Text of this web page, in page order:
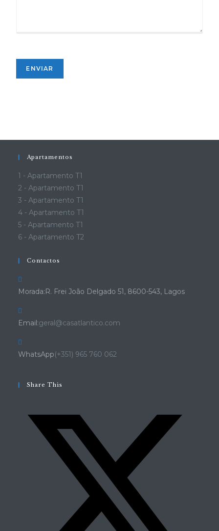
ENVIAR
Apartamentos
1 - Apartamento T1
2 - Apartamento T1
3 - Apartamento T1
4 - Apartamento T1
5 - Apartamento T1
6 - Apartamento T2
Contactos
Morada:R. Frei João Delgado 51, 8600-543, Lagos
Email:geral@casatlantico.com
WhatsApp(+351) 965 760 062
Share This